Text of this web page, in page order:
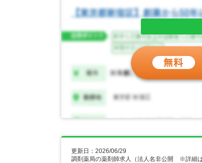
更新日：2026/06/29
調剤薬局の薬剤師求人（法人名非公開 ※詳細は